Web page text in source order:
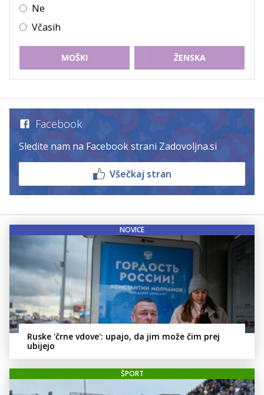
Ne
Včasih
MOŠKI ŽENSKA
Facebook
Sledite nam na Facebook strani Zadovoljna.si
Všečkaj stran
NOVICE
Ruske 'črne vdove': upajo, da jim može čim prej
ubijejo
ŠPORT